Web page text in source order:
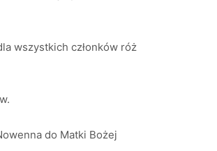
wszystkich członków róż
do Matki Bożej